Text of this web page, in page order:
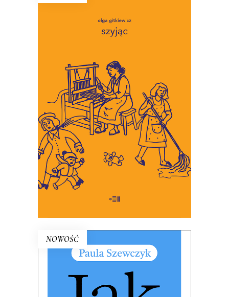
To miniaturowe eseje o
codzienności, w której wymagamy
coraz więcej troski, i w której
martwić się jest łatwiej niż
troszczyć.
53.00zł 26.50 zł
E-BOOK DO KOSZYKA
NOWOŚĆ